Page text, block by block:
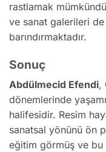
rastlamak
ve sanat galerileri de
barındırmaktadır.
Sonuç
Abdülmecid Efendi,
dönemlerinde
halifesidir. Resim
sanatsal yönünü ön
eğitim görmüş ve bu